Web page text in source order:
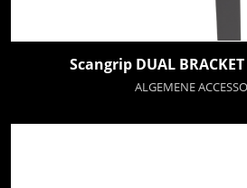
Scangrip DUAL BRACKET
ALGEMENE